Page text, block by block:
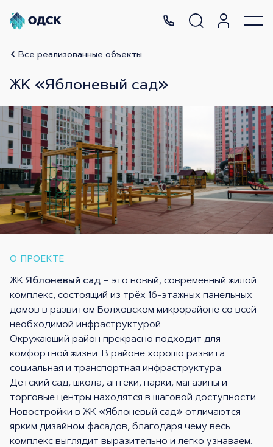
Все реализованные объекты
ЖК «Яблоневый сад»
О ПРОЕКТЕ
ЖК Яблоневый сад – это новый, современный жилой
комплекс, состоящий из трёх 16-этажных панельных
домов в развитом Болховском микрорайоне со всей
необходимой инфраструктурой.
Окружающий район прекрасно подходит для
комфортной жизни. В районе хорошо развита
социальная и транспортная инфраструктура.
Детский сад, школа, аптеки, парки, магазины и
торговые центры находятся в шаговой доступности.
Новостройки в ЖК «Яблоневый сад» отличаются
ярким дизайном фасадов, благодаря чему весь
комплекс выглядит выразительно и легко узнаваем.